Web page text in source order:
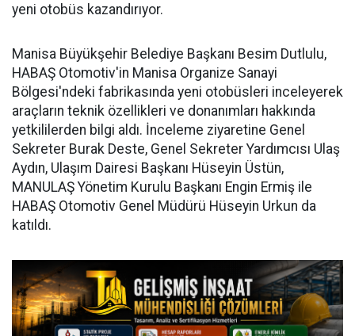
yeni otobüs kazandırıyor.
Manisa Büyükşehir Belediye Başkanı Besim Dutlulu,
HABAŞ Otomotiv'in Manisa Organize Sanayi
Bölgesi'ndeki fabrikasında yeni otobüsleri inceleyerek
araçların teknik özellikleri ve donanımları hakkında
yetkililerden bilgi aldı. İnceleme ziyaretine Genel
Sekreter Burak Deste, Genel Sekreter Yardımcısı Ulaş
Aydın, Ulaşım Dairesi Başkanı Hüseyin Üstün,
MANULAŞ Yönetim Kurulu Başkanı Engin Ermiş ile
HABAŞ Otomotiv Genel Müdürü Hüseyin Urkun da
katıldı.